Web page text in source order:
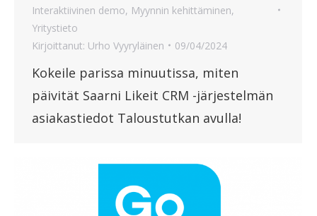
Interaktiivinen demo, Myynnin kehittäminen,
Yritystieto
Kirjoittanut: Urho Vyyryläinen 09/04/2024
Kokeile parissa minuutissa, miten
päivität Saarni Likeit CRM -järjestelmän
asiakastiedot Taloustutkan avulla!